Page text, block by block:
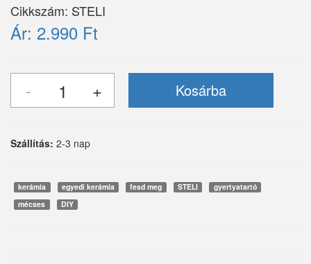
Cikkszám: STELI
Ár: 2.990 Ft
Szállítás: 2-3 nap
kerámia egyedi kerámia fesd meg STELI
gyertyatartó
mécses
DIY